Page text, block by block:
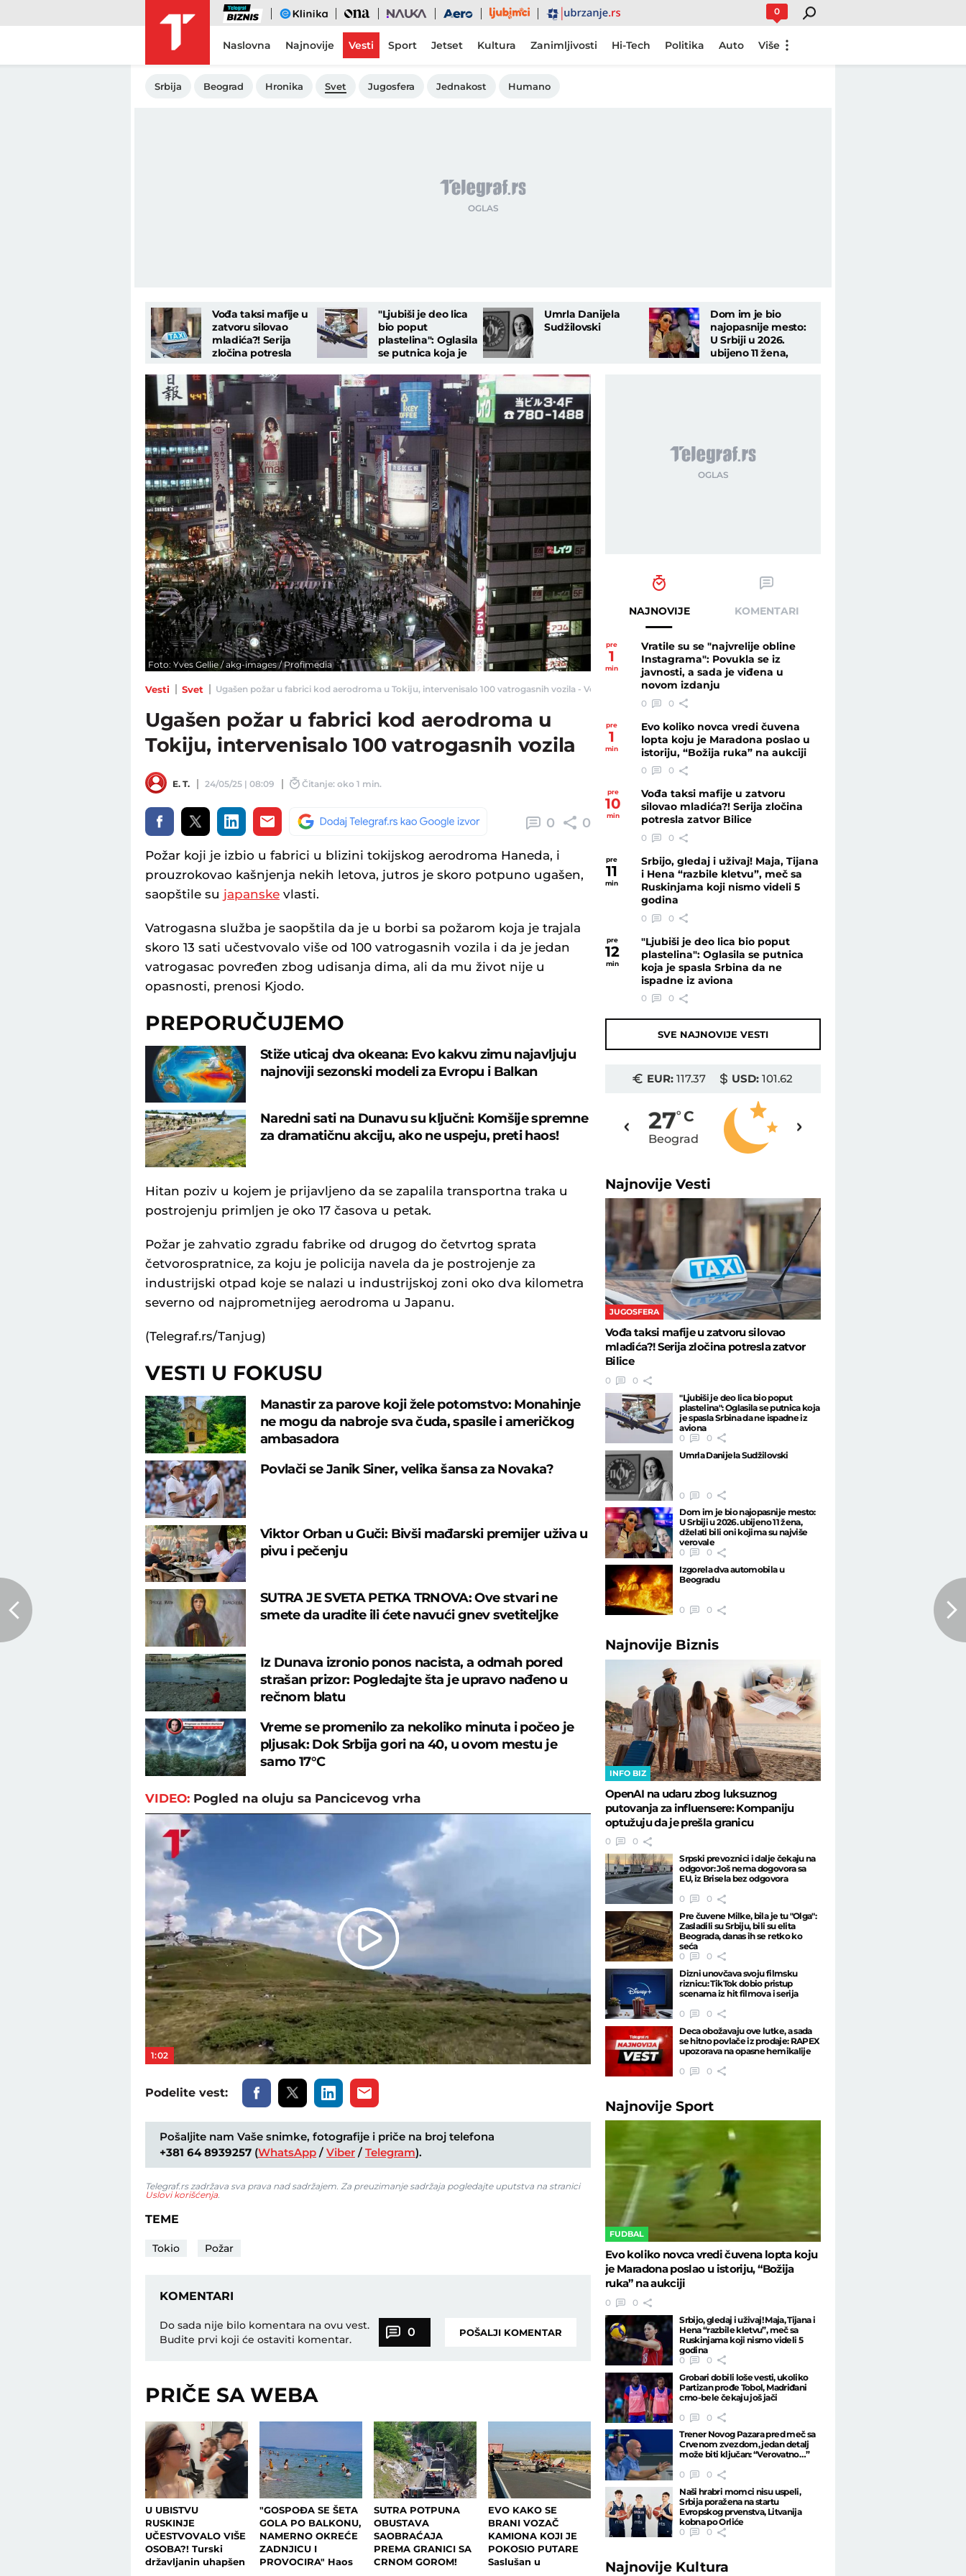
Biznis eKlinika Ona Nauka Aero Ljubimci Ubrzanje 0
Naslovna Najnovije Vesti Sport Jetset Kultura Zanimljivosti Hi-Tech Politika Auto Više
Srbija Beograd Hronika Svet Jugosfera Jednakost Humano
Vođa taksi mafije u
zatvoru silovao
mladića?! Serija
zločina potresla
"Ljubiši je deo lica
bio poput
plastelina": Oglasila
se putnica koja je
ispadne iz aviona
Umrla Danijela
Sudžilovski
Dom im je bio
najopasnije mesto:
U Srbiji u 2026.
ubijeno 11 žena,
Foto: Yves Gellie / akg-images / Profimedia
Vesti Svet Ugašen požar u fabrici kod aerodroma u Tokiju, intervenisalo 100 vatrogasnih vozila - Vesti - Telegraf.rs
Ugašen požar u fabrici kod aerodroma u
Tokiju, intervenisalo 100 vatrogasnih vozila
E. T. 24/05/25 | 08:09 Čitanje: oko 1 min.
0 0
Požar koji je izbio u fabrici u blizini tokijskog aerodroma Haneda, i
prouzrokovao kašnjenja nekih letova, jutros je skoro potpuno ugašen,
saopštile su japanske vlasti.
Vatrogasna služba je saopštila da je u borbi sa požarom koja je trajala
skoro 13 sati učestvovalo više od 100 vatrogasnih vozila i da je jedan
vatrogasac povređen zbog udisanja dima, ali da mu život nije u
opasnosti, prenosi Kjodo.
PREPORUČUJEMO
Stiže uticaj dva okeana: Evo kakvu zimu najavljuju
najnoviji sezonski modeli za Evropu i Balkan
Naredni sati na Dunavu su ključni: Komšije spremne
za dramatičnu akciju, ako ne uspeju, preti haos!
Hitan poziv u kojem je prijavljeno da se zapalila transportna traka u
postrojenju primljen je oko 17 časova u petak.
Požar je zahvatio zgradu fabrike od drugog do četvrtog sprata
četvorospratnice, za koju je policija navela da je postrojenje za
industrijski otpad koje se nalazi u industrijskoj zoni oko dva kilometra
severno od najprometnijeg aerodroma u Japanu.
(Telegraf.rs/Tanjug)
VESTI U FOKUSU
Manastir za parove koji žele potomstvo: Monahinje
ne mogu da nabroje sva čuda, spasile i američkog
ambasadora
Povlači se Janik Siner, velika šansa za Novaka?
Viktor Orban u Guči: Bivši mađarski premijer uživa u
pivu i pečenju
SUTRA JE SVETA PETKA TRNOVA: Ove stvari ne
smete da uradite ili ćete navući gnev svetiteljke
Iz Dunava izronio ponos nacista, a odmah pored
strašan prizor: Pogledajte šta je upravo nađeno u
rečnom blatu
Vreme se promenilo za nekoliko minuta i počeo je
pljusak: Dok Srbija gori na 40, u ovom mestu je
samo 17°C
VIDEO: Pogled na oluju sa Pancicevog vrha
Play
Video
1:02
Podelite vest:
Pošaljite nam Vaše snimke, fotografije i priče na broj telefona
+381 64 8939257 (WhatsApp / Viber / Telegram).
Telegraf.rs zadržava sva prava nad sadržajem. Za preuzimanje sadržaja pogledajte uputstva na stranici
Uslovi korišćenja
TEME
Tokio Požar
KOMENTARI
Do sada nije bilo komentara na ovu vest.
Budite prvi koji će ostaviti komentar.
0 POŠALJI KOMENTAR
PRIČE SA WEBA
U UBISTVU
RUSKINJE
UČESTVOVALO VIŠE
OSOBA?! Turski
državljanin uhapšen
"GOSPOĐA SE ŠETA
GOLA PO BALKONU,
NAMERNO OKREĆE
ZADNJICU I
PROVOCIRA" Haos
SUTRA POTPUNA
OBUSTAVA
SAOBRAĆAJA
PREMA GRANICI SA
CRNOM GOROM!
EVO KAKO SE
BRANI VOZAČ
KAMIONA KOJI JE
POKOSIO PUTARE
Saslušan u
NAJNOVIJE KOMENTARI
pre
1
min
Vratile su se "najvrelije obline
Instagrama": Povukla se iz
javnosti, a sada je viđena u
novom izdanju
0 0
pre
1
min
Evo koliko novca vredi čuvena
lopta koju je Maradona poslao u
istoriju, “Božija ruka” na aukciji
0 0
pre
10
min
Vođa taksi mafije u zatvoru
silovao mladića?! Serija zločina
potresla zatvor Bilice
0 0
pre
11
min
Srbijo, gledaj i uživaj! Maja, Tijana
i Hena “razbile kletvu”, meč sa
Ruskinjama koji nismo videli 5
godina
0 0
pre
12
min
"Ljubiši je deo lica bio poput
plastelina": Oglasila se putnica
koja je spasla Srbina da ne
ispadne iz aviona
0 0
SVE NAJNOVIJE VESTI
EUR:117.37 USD: 101.62
22 C
Priština
27o C
Beograd
NajnovijeVesti
JUGOSFERA
Vođa taksi mafije u zatvoru silovao
mladića?! Serija zločina potresla zatvor
Bilice
0
0
"Ljubiši je deo lica bio poput
plastelina": Oglasila se putnica koja
je spasla Srbina da ne ispadne iz
aviona
0
0
Umrla Danijela Sudžilovski
0
0
Dom im je bio najopasnije mesto:
U Srbiji u 2026. ubijeno 11 žena,
dželati bili oni kojima su najviše
verovale
0
0
Izgorela dva automobila u
Beogradu
0 0
Najnovije Biznis
INFO BIZ
OpenAI na udaru zbog luksuznog
putovanja za influensere: Kompaniju
optužuju da je prešla granicu
0
0
Srpski prevoznici i dalje čekaju na
odgovor: Još nema dogovora sa
EU, iz Brisela bez odgovora
0
0
Pre čuvene Milke, bila je tu "Olga":
Zasladili su Srbiju, bili su elita
Beograda, danas ih se retko ko
seća
0
0
Dizni unovčava svoju filmsku
riznicu: TikTok dobio pristup
scenama iz hit filmova i serija
0
0
Deca obožavaju ove lutke, a sada
se hitno povlače iz prodaje: RAPEX
upozorava na opasne hemikalije
0
0
NajnovijeSport
FUDBAL
Evo koliko novca vredi čuvena lopta koju
je Maradona poslao u istoriju, “Božija
ruka” na aukciji
0
0
Srbijo, gledaj i uživaj! Maja, Tijana i
Hena “razbile kletvu”, meč sa
Ruskinjama koji nismo videli 5
godina
0
0
Grobari dobili loše vesti, ukoliko
Partizan prođe Tobol, Madriđani
crno-bele čekaju još jači
0
0
Trener Novog Pazara pred meč sa
Crvenom zvezdom, jedan detalj
može biti ključan: “Verovatno…”
0
0
Naši hrabri momci nisu uspeli,
Srbija poražena na startu
Evropskog prvenstva, Litvanija
kobna po Orliće
0
0
Najnovije Kultura